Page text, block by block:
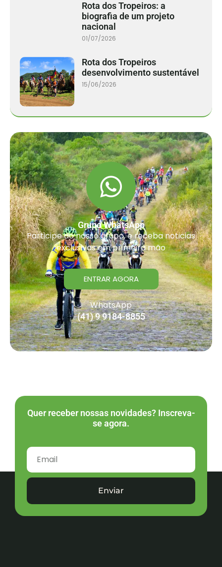
Rota dos Tropeiros: a
biografia de um projeto
nacional
01/07/2026
Rota dos Tropeiros
desenvolvimento sustentável
15/06/2026
Grupo WhatsApp
Participe do nosso grupo, e receba noticias
exclusivas em primeira mão
ENTRAR AGORA
WhatsApp
(41) 9 9184-8855
Quer receber nossas novidades? Inscreva-
se agora.
Enviar